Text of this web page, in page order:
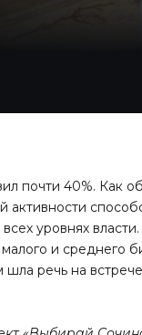
почти 40%. Как
активности
уровнях власти.
и среднего
речь на